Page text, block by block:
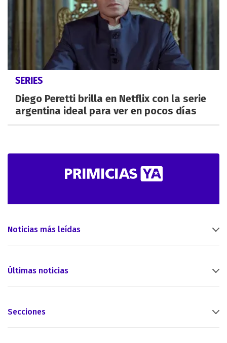
SERIES
Diego Peretti brilla en Netflix con la serie
argentina ideal para ver en pocos días
Noticias más leídas
Últimas noticias
Secciones